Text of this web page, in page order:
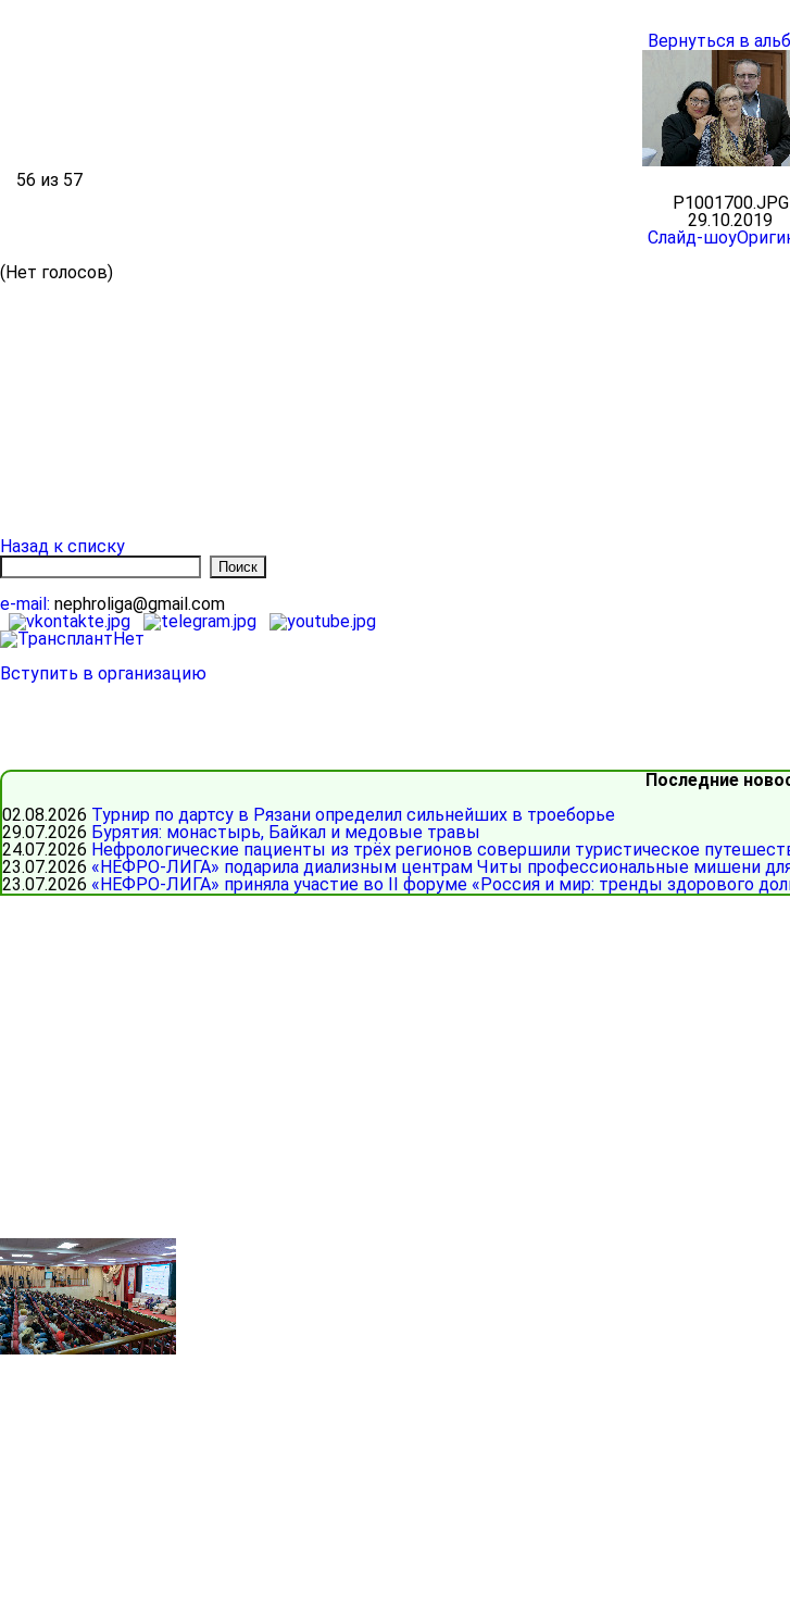
Вернуться в
56 из 57
P1001700.JPG
29.10.2019
Слайд-шоу
(Нет голосов)
Назад к списку
e-mail: nephroliga@gmail.com
Вступить в организацию
Последние
02.08.2026 Турнир по дартсу в Рязани определил сильнейших в троеборье
29.07.2026 Бурятия: монастырь, Байкал и медовые травы
24.07.2026 Нефрологические пациенты из трёх регионов совершили туристическое
23.07.2026 «НЕФРО-ЛИГА» подарила диализным центрам Читы профессиональные мишени
23.07.2026 «НЕФРО-ЛИГА» приняла участие во II форуме «Россия и мир: тренды здорового